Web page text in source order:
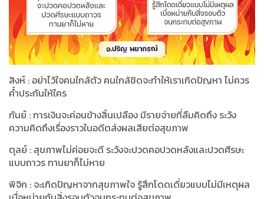
สิงห์ : อย่าไว้ใจคนใกล้ตัว คนใกล้ชิดจะทำให้เราเกิดปัญหา ไม่ควร
ค้ำประกันให้ใคร
กันย์ : การเงินจะค่อนข้างสิ้นเปลือง มีรายจ่ายที่ลืมคิดถึง ระวัง
ความคิดถึงเรื่องราวในอดีตส่งผลเสียต่อสุขภาพ
ตุลย์ : สุขภาพไม่ค่อยจะดี ระวังจะปวดคอปวดหลังและปวดศีรษะ
แบบถาวร ทานยาก็ไม่หาย
พิจิก : จะเกิดปัญหาจากสุขภาพใจ รู้สึกโดดเดี่ยวแบบไม่มีเหตุผล